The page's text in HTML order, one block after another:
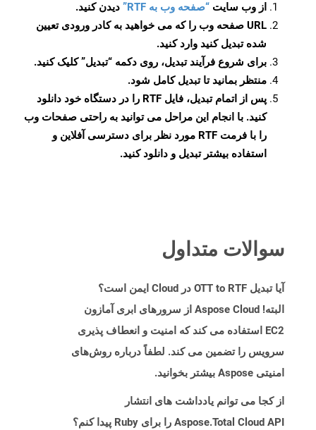
از وب سایت “صفحه وب به RTF”
دیدن کنید.
URL صفحه وب را که می خواهید به کادر ورودی تعیین
شده تبدیل کنید وارد کنید.
برای شروع فرآیند تبدیل، روی دکمه “تبدیل” کلیک کنید.
منتظر بمانید تا تبدیل کامل شود.
پس از اتمام تبدیل، فایل RTF را در دستگاه خود دانلود
کنید. با انجام این مراحل می توانید به راحتی صفحات وب
را با فرمت RTF مورد نظر برای دسترسی آفلاین و
استفاده بیشتر تبدیل و دانلود کنید.
سوالات متداول
آیا تبدیل OTT to RTF در Cloud ایمن است؟
البته! Aspose Cloud از سرورهای ابری آمازون
EC2 استفاده می کند که امنیت و انعطاف پذیری
سرویس را تضمین می کند. لطفاً درباره روش‌های
امنیتی Aspose بیشتر بخوانید.
از کجا می توانم یادداشت های انتشار
Aspose.Total Cloud API را برای Ruby پیدا کنم؟